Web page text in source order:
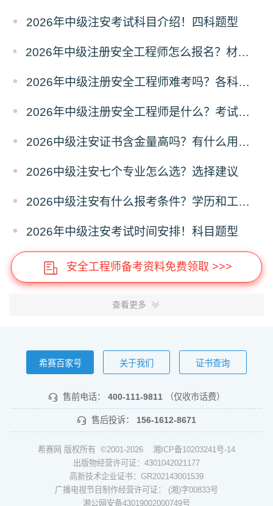
2026年中级注安考试科目介绍！四科题型
2026年中级注册安全工程师怎么报名？材料准备+审核
2026年中级注册安全工程师难考吗？各科目分析
2026年中级注册安全工程师是什么？考试规则
2026中级注安证书含金量高吗？有什么用途？
2026中级注安七个专业怎么选？选择建议
2026中级注安有什么报考条件？学历和工作年限
2026年中级注安考试时间安排！科目题型
安全工程师备考资料免费领取 >>>
查看更多
希赛百家号 关于我们 证书查询
售前电话： 400-111-9811 （仅收市话费）
售后投诉： 156-1612-8671
希赛网 版权所有 ©2001-2026 湘ICP备10203241号-14
出版物经营许可证：4301042021177
高新技术企业证书：GR202143001539
广播电视节目制作经营许可证： (湘)字00833号
湘公网安备43019002000749号